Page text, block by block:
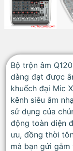
Bộ trộn âm
dàng đạt được
khuếch đại Mic
kênh siêu âm
sử dụng của
động toàn diện
ưu, đồng thời
mà bạn gửi